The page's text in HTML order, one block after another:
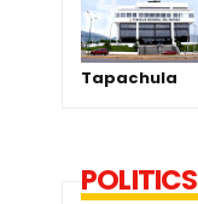
Tapachula
POLITICS